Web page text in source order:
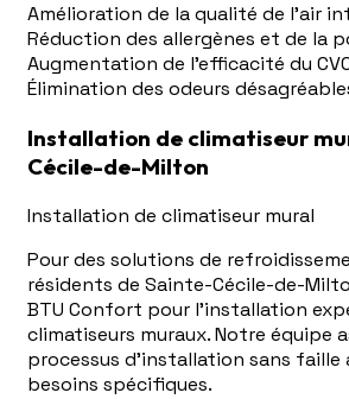
Amélioration de la qualité de l'air
Réduction des allergènes et de la
Augmentation de l'efficacité du
Élimination des odeurs
Installation de climatiseur
Cécile-de-Milton
Installation de climatiseur mural
Pour des solutions de
résidents de Sainte-Cécile-de-
BTU Confort pour l'installation
climatiseurs muraux. Notre équipe
processus d'installation sans faille
besoins spécifiques.